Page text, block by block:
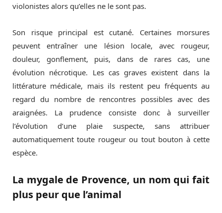
violonistes alors qu’elles ne le sont pas.
Son risque principal est cutané. Certaines morsures
peuvent entraîner une lésion locale, avec rougeur,
douleur, gonflement, puis, dans de rares cas, une
évolution nécrotique. Les cas graves existent dans la
littérature médicale, mais ils restent peu fréquents au
regard du nombre de rencontres possibles avec des
araignées. La prudence consiste donc à surveiller
l’évolution d’une plaie suspecte, sans attribuer
automatiquement toute rougeur ou tout bouton à cette
espèce.
La mygale de Provence, un nom qui fait
plus peur que l’animal